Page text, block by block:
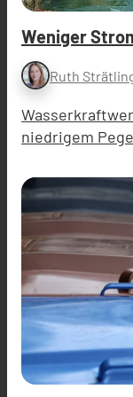
Weniger
Ruth
niedrigem